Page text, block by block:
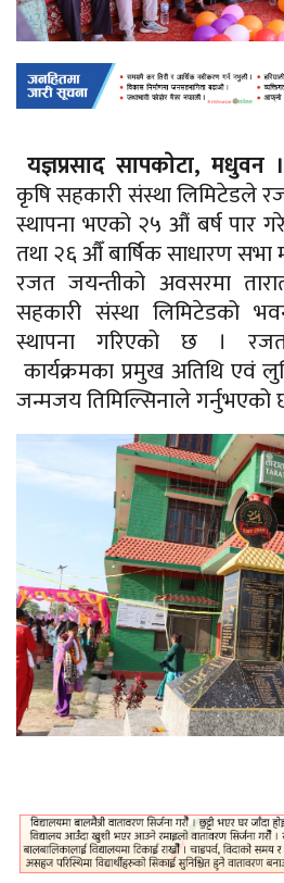
यज्ञप्रसाद सापकाेटा, मधुवन ।
कृषि सहकारी संस्था लिमिटेडले
स्थापना भएको २५ औं बर्षपार
तथा २६ औँबार्षिकसाधारण सभा
रजत जयन्तीको अवसरमा
सहकारी संस्था लिमिटेडको
स्थापना गरिएको छ ।
कार्यक्रमका प्रमुख अतिथि एवं
जन्मजयतिमिल्सिनाले गर्नुभएको